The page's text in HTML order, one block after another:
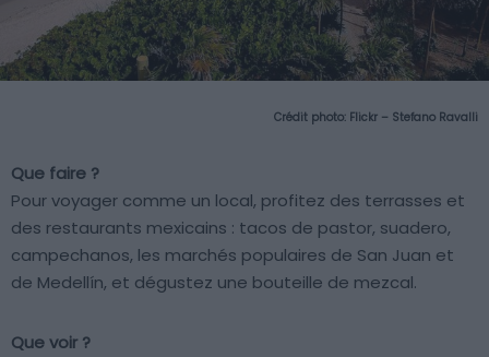
Crédit photo: Flickr – Stefano Ravalli
Que faire ?
Pour voyager comme un local, profitez des terrasses et
des restaurants mexicains : tacos de pastor, suadero,
campechanos, les marchés populaires de San Juan et
de Medellín, et dégustez une bouteille de mezcal.
Que voir ?